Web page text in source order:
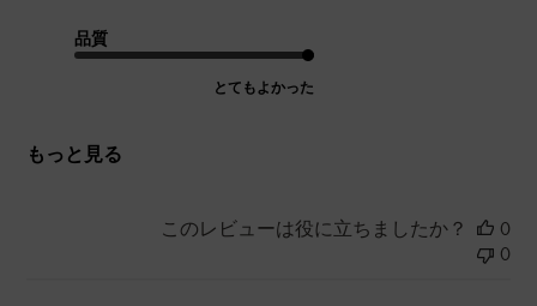
品質
とてもよかった
もっと見る
このレビューは役に立ちましたか？
0
0